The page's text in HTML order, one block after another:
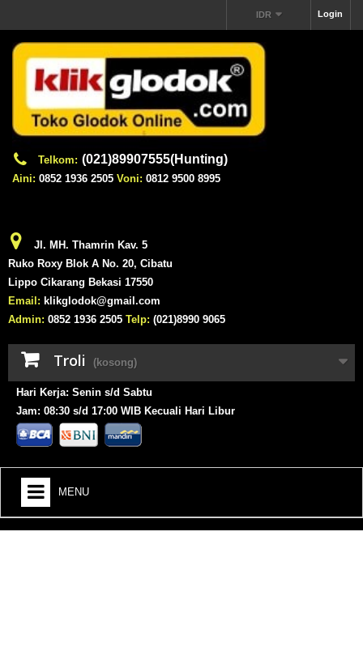
Login
IDR
Telkom: (021)89907555(Hunting)
Aini: 0852 1936 2505 Voni: 0812 9500 8995
Jl. MH. Thamrin Kav. 5
Ruko Roxy Blok A No. 20, Cibatu
Lippo Cikarang Bekasi 17550
Email: klikglodok@gmail.com
Admin: 0852 1936 2505 Telp: (021)8990 9065
Troli (kosong)
Hari Kerja: Senin s/d Sabtu
Jam: 08:30 s/d 17:00 WIB Kecuali Hari Libur
MENU